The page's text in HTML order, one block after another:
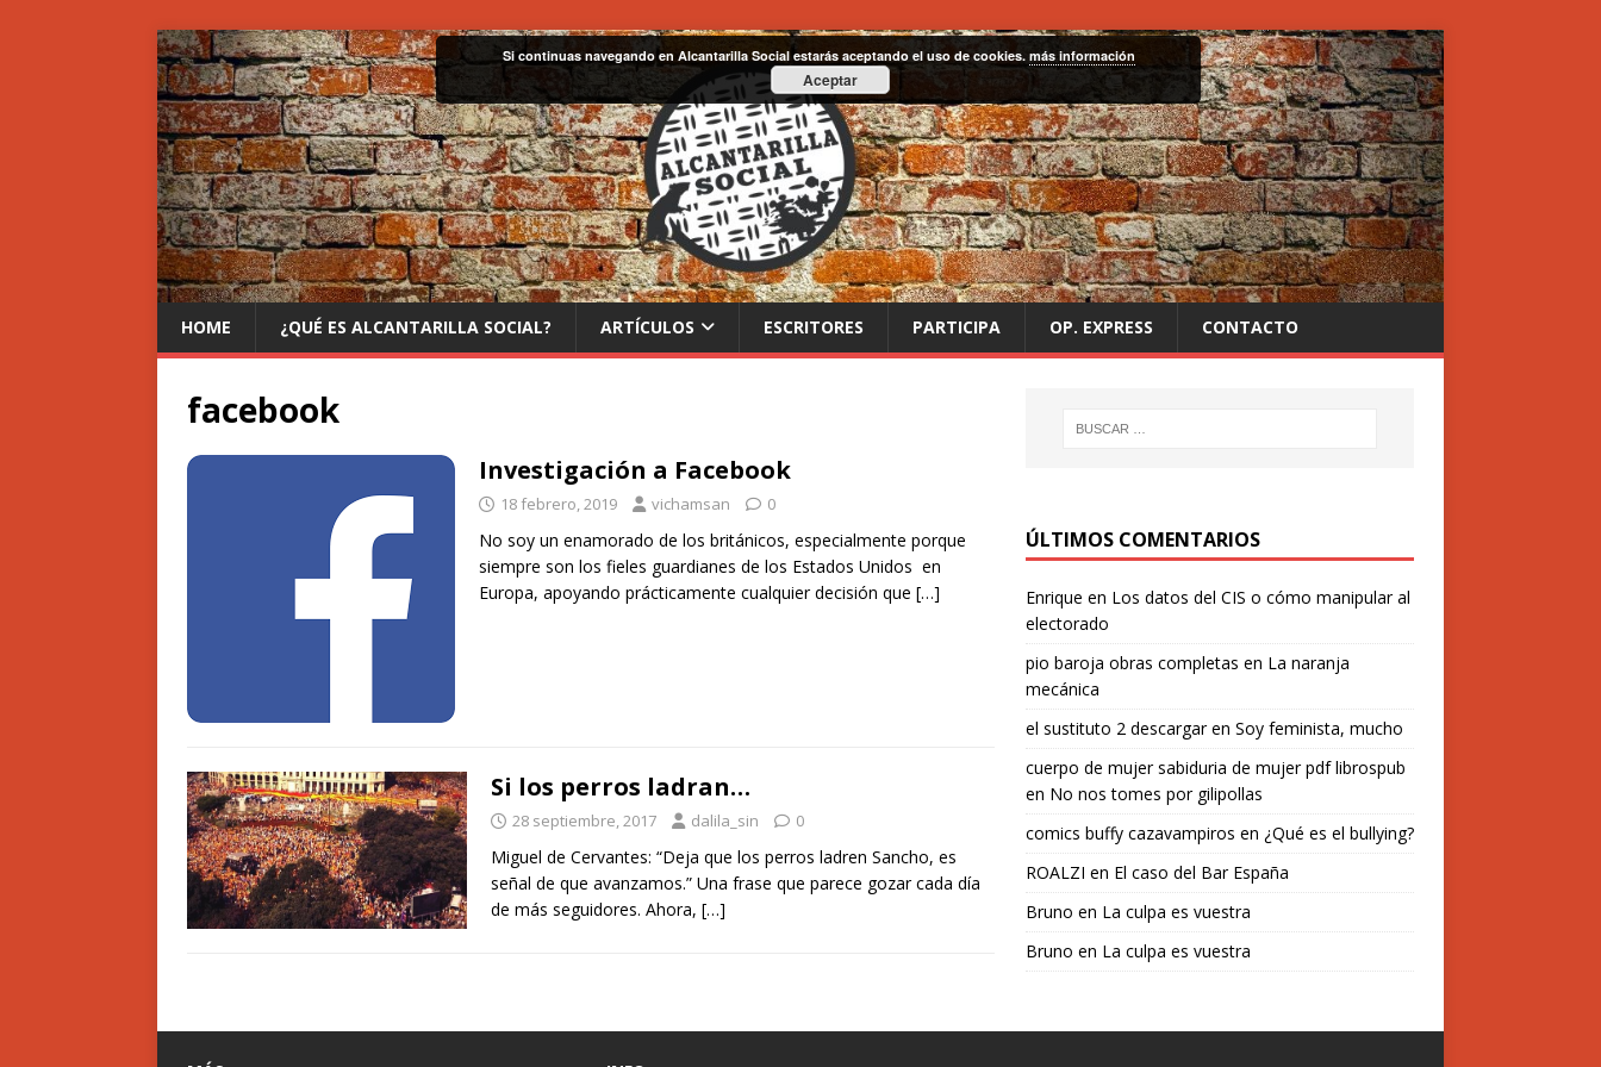
HOME ¿QUÉ ES ALCANTARILLA SOCIAL? ARTÍCULOS ESCRITORES PARTICIPA OP. EXPRESS CONTACTO
facebook
Investigación a Facebook
18 febrero, 2019 vichamsan 0
No soy un enamorado de los británicos, especialmente porque
siempre son los fieles guardianes de los Estados Unidos en
Europa, apoyando prácticamente cualquier decisión que […]
Si los perros ladran…
28 septiembre, 2017 dalila_sin 0
Miguel de Cervantes: “Deja que los perros ladren Sancho, es
señal de que avanzamos.” Una frase que parece gozar cada día
de más seguidores. Ahora, […]
ÚLTIMOS COMENTARIOS
Enrique en Los datos del CIS o cómo manipular al
electorado
pio baroja obras completas en La naranja
mecánica
el sustituto 2 descargaren Soy feminista, mucho
cuerpo de mujer sabiduria de mujer pdf librospub
en No nos tomes por gilipollas
comics buffy cazavampiros en ¿Qué es el bullying?
ROALZI en El caso del Bar España
Bruno en La culpa es vuestra
Bruno en La culpa es vuestra
Si continuas navegando en Alcantarilla Social estarás aceptando el uso de cookies. más información
Aceptar